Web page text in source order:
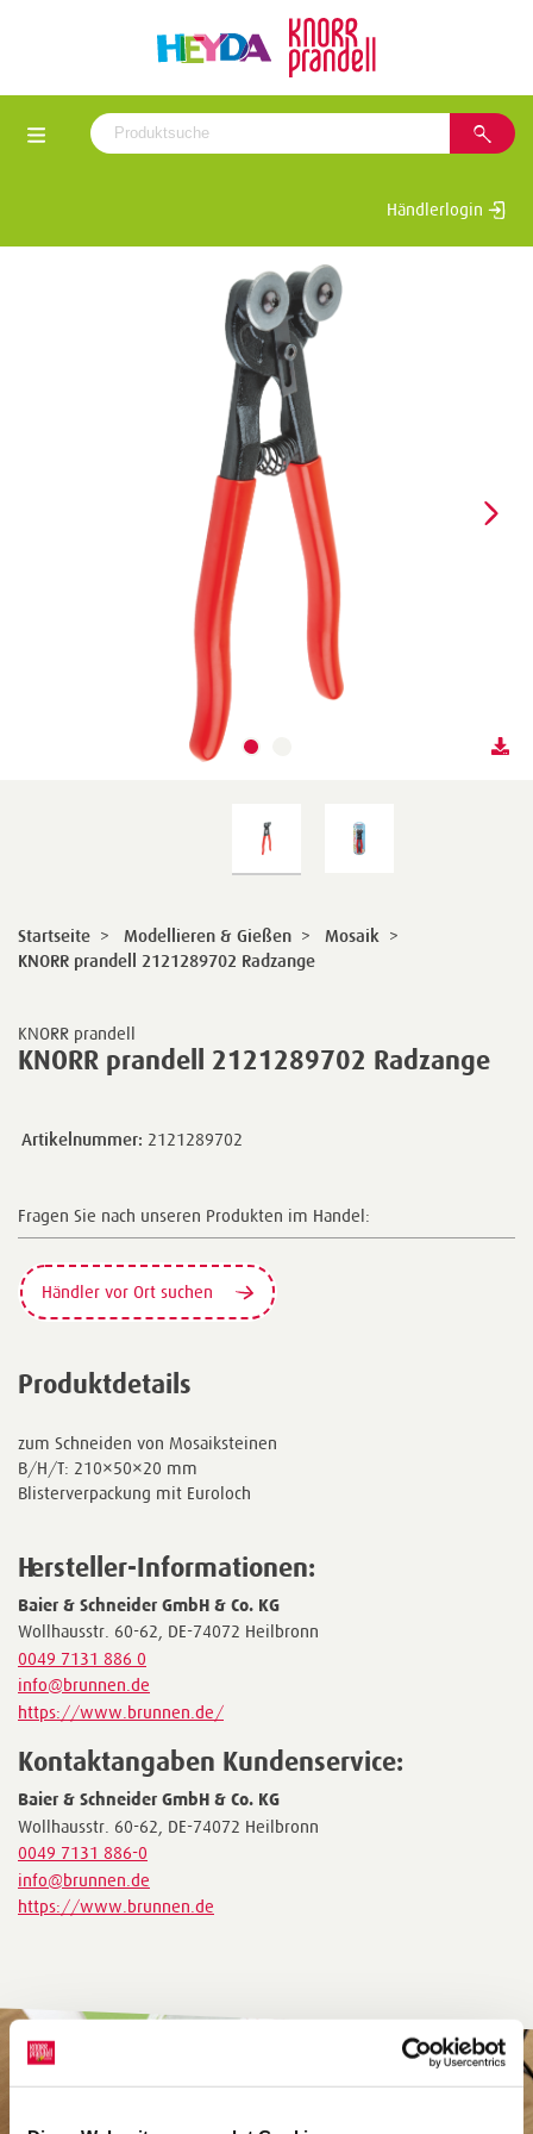
Händlerlogin
KNORR prandell
KNORR prandell 2121289702 Radzange
Startseite > Modellieren & Gießen > Mosaik >
KNORR prandell 2121289702 Radzange
Artikelnummer: 2121289702
Fragen Sie nach unseren Produkten im Handel:
Händler vor Ort suchen
Produktdetails
zum Schneiden von Mosaiksteinen
B/H/T: 210×50×20 mm
Blisterverpackung mit Euroloch
Hersteller-Informationen:
Baier & Schneider GmbH & Co. KG
Wollhausstr. 60-62, DE-74072 Heilbronn
0049 7131 886 0
info@brunnen.de
https://www.brunnen.de/
Kontaktangaben Kundenservice:
Baier & Schneider GmbH & Co. KG
Wollhausstr. 60-62, DE-74072 Heilbronn
0049 7131 886-0
info@brunnen.de
https://www.brunnen.de